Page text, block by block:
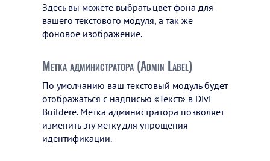
Здесь вы можете выбрать цвет фона для
вашего текстового модуля, а так же
фоновое изображение.
Метка администратора (Admin Label)
По умолчанию ваш текстовый модуль будет
отображаться с надписью «Текст» в Divi
Buildere. Метка администратора позволяет
изменить эту метку для упрощения
идентификации.